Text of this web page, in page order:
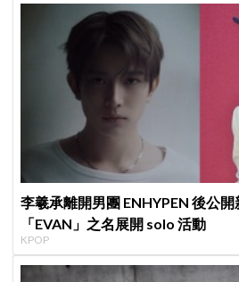
李羲承離開男團 ENHYPEN 後公
「EVAN」之名展開 solo 活動
KPOP